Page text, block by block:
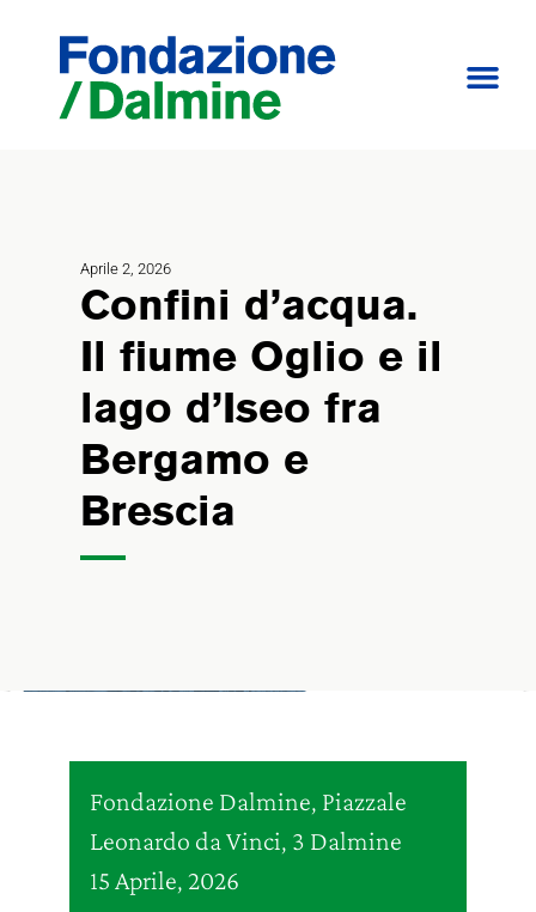
Aprile 2, 2026
Confini d’acqua.
Il fiume Oglio e il
lago d’Iseo fra
Bergamo e
Brescia
Fondazione Dalmine, Piazzale
Leonardo da Vinci, 3 Dalmine
15 Aprile, 2026